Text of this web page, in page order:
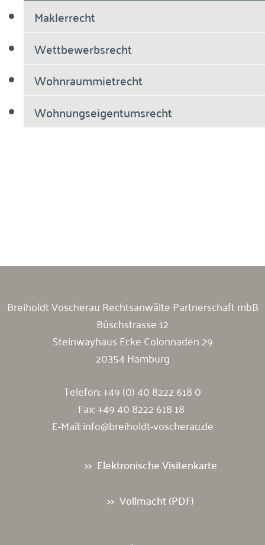
Maklerrecht
Wettbewerbsrecht
Wohnraummietrecht
Wohnungseigentumsrecht
Breiholdt Voscherau Rechtsanwälte Partnerschaft mbB
Büschstrasse 12
Steinwayhaus Ecke Colonnaden 29
20354 Hamburg
Telefon:+49 (0) 40 8222 618 0
Fax: +49 40 8222 618 18
E-Mail:info@breiholdt-voscherau.de
Elektronische Visitenkarte
Vollmacht (PDF)